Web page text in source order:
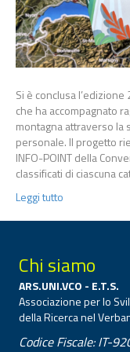
Si è conclusa
che ha accompagnato
montagna attraverso la
personale. Il progetto
INFO-POINT della
classificati di ciascuna
Leggi tutto
Chi siamo
ARS.UNI.VCO - E.T.S.
Associazione per lo
della Ricerca nel
Codice Fiscale: IT-